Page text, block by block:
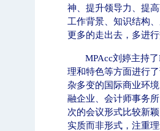
神、提升领导力、提
工作背景、知识结构
更多的走出去，多进
MPAcc刘婷主持了
理和特色等方面进行
杂多变的国际商业环
融企业、会计师事务
次的会议形式比较新
实质而非形式，注重